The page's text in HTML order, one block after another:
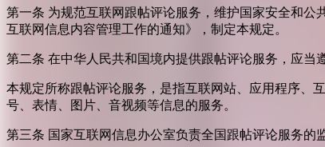
第一条 为规范互联网跟帖评论服务，维护国家安全和
互联网信息内容管理工作的通知》，制定本规定。
第二条 在中华人民共和国境内提供跟帖评论服务，应当
本规定所称跟帖评论服务，是指互联网站、应用程序、
号、表情、图片、音视频等信息的服务。
第三条 国家互联网信息办公室负责全国跟帖评论服务